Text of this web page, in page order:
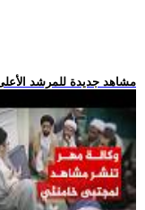
.. مشاهد جديدة للمرشد